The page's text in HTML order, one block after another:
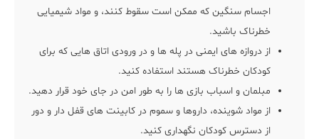
اجسام سنگین که ممکن است سقوط کنند، و مواد شیمیایی
خطرناک باشید.
از دروازه های ایمنی در پله ها و در ورودی اتاق هایی که برای
کودکان خطرناک هستند استفاده کنید.
مبلمان و اسباب بازی ها را به طور امن در جای خود قرار دهید.
از مواد شوینده، داروها و سموم در کابینت های قفل دار و دور
از دسترس کودکان نگهداری کنید.